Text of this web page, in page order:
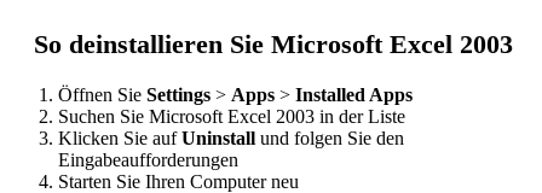
So deinstallieren Sie Microsoft Excel 2003
Öffnen Sie Settings > Apps > Installed Apps
Suchen Sie Microsoft Excel 2003 in der Liste
Klicken Sie aufUninstall und folgen Sie den
Eingabeaufforderungen
Starten Sie Ihren Computer neu